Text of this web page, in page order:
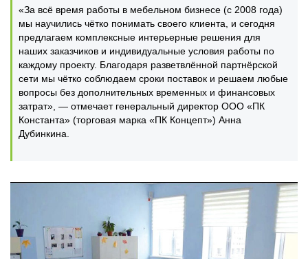
«За всё время работы в мебельном бизнесе (с 2008 года)
мы научились чётко понимать своего клиента, и сегодня
предлагаем комплексные интерьерные решения для
наших заказчиков и индивидуальные условия работы по
каждому проекту. Благодаря разветвлённой партнёрской
сети мы чётко соблюдаем сроки поставок и решаем любые
вопросы без дополнительных временных и финансовых
затрат», — отмечает генеральный директор ООО «ПК
Константа» (торговая марка «ПК Концепт») Анна
Дубинкина.